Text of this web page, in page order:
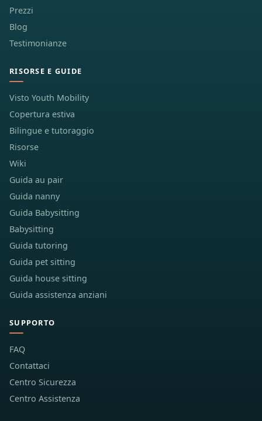
Prezzi
Blog
Testimonianze
RISORSE E GUIDE
Visto Youth Mobility
Copertura estiva
Bilingue e tutoraggio
Risorse
Wiki
Guida au pair
Guida nanny
Guida Babysitting
Babysitting
Guida tutoring
Guida pet sitting
Guida house sitting
Guida assistenza anziani
SUPPORTO
FAQ
Contattaci
Centro Sicurezza
Centro Assistenza